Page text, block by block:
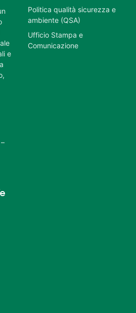
e
Politica qualità sicurezza e
ambiente (QSA)
Ufficio Stampa e
Comunicazione